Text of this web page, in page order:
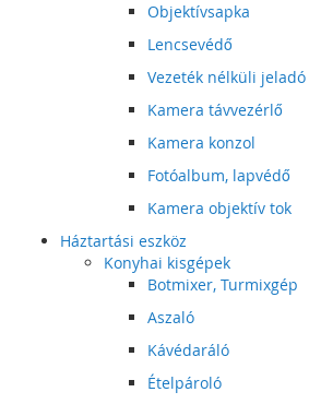
Objektívsapka
Lencsevédő
Vezeték nélküli
Kamera távvezérlő
Kamera konzol
Fotóalbum, lapvédő
Kamera objektív tok
Háztartási eszköz
Konyhai kisgépek
Botmixer, Turmixgép
Aszaló
Kávédaráló
Ételpároló